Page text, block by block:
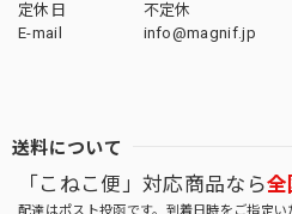
定休日
不定休
E-mail
info@magnif.jp
送料について
「こねこ便」対応商品なら全